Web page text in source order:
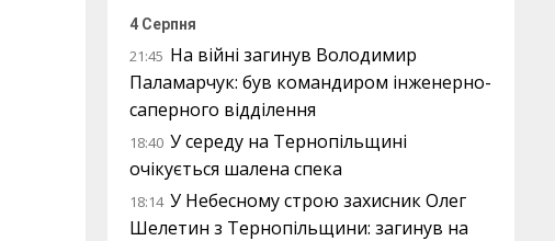
4 Серпня
21:45 На війні загинув Володимир
Паламарчук: був командиром інженерно-
саперного відділення
18:40 У середу на Тернопільщині
очікується шалена спека
18:14 У Небесному строю захисник Олег
Шелетин з Тернопільщини: загинув на